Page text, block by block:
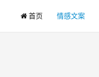
首页 情感文案